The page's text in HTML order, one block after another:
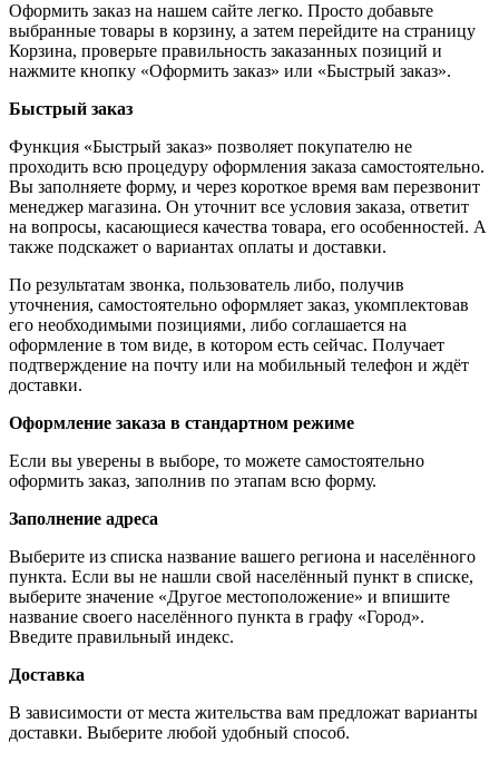
Оформить заказ на нашем сайте легко. Просто добавьте
выбранные товары в корзину, а затем перейдите на страницу
Корзина, проверьте правильность заказанных позиций и
нажмите кнопку «Оформить заказ» или «Быстрый заказ».
Быстрый заказ
Функция «Быстрый заказ» позволяет покупателю не
проходить всю процедуру оформления заказа самостоятельно.
Вы заполняете форму, и через короткое время вам перезвонит
менеджер магазина. Он уточнит все условия заказа, ответит
на вопросы, касающиеся качества товара, его особенностей. А
также подскажет о вариантах оплаты и доставки.
По результатам звонка, пользователь либо, получив
уточнения, самостоятельно оформляет заказ, укомплектовав
его необходимыми позициями, либо соглашается на
оформление в том виде, в котором есть сейчас. Получает
подтверждение на почту или на мобильный телефон и ждёт
доставки.
Оформление заказа в стандартном режиме
Если вы уверены в выборе, то можете самостоятельно
оформить заказ, заполнив по этапам всю форму.
Заполнение адреса
Выберите из списка название вашего региона и населённого
пункта. Если вы не нашли свой населённый пункт в списке,
выберите значение «Другое местоположение» и впишите
название своего населённого пункта в графу «Город».
Введите правильный индекс.
Доставка
В зависимости от места жительства вам предложат варианты
доставки. Выберите любой удобный способ.